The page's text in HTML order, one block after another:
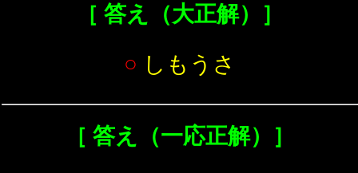
［ 答え（大正解）］
○ しもうさ
［ 答え（一応正解）］